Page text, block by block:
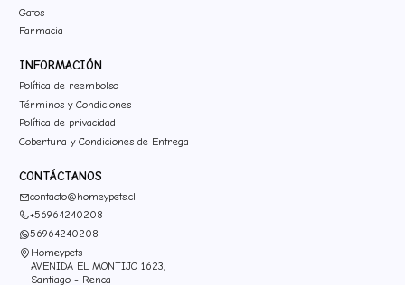
Gatos
Farmacia
INFORMACIÓN
Política de reembolso
Términos y Condiciones
Política de privacidad
Cobertura y Condiciones de Entrega
CONTÁCTANOS
contacto@homeypets.cl
+56964240208
56964240208
Homeypets
AVENIDA EL MONTIJO 1623,
Santiago - Renca